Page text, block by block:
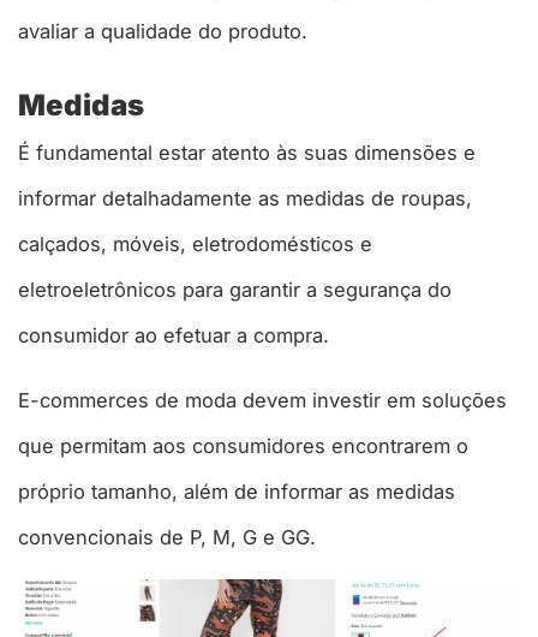
avaliar a qualidade do produto.
Medidas
É fundamental estar atento às suas dimensões e
informar detalhadamente as medidas de roupas,
calçados, móveis, eletrodomésticos e
eletroeletrônicos para garantir a segurança do
consumidor ao efetuar a compra.
E-commerces de moda devem investir em soluções
que permitam aos consumidores encontrarem o
próprio tamanho, além de informar as medidas
convencionais de P, M, G e GG.